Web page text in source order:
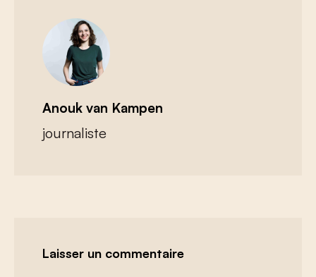
Anouk van Kampen
journaliste
Laisser un commentaire